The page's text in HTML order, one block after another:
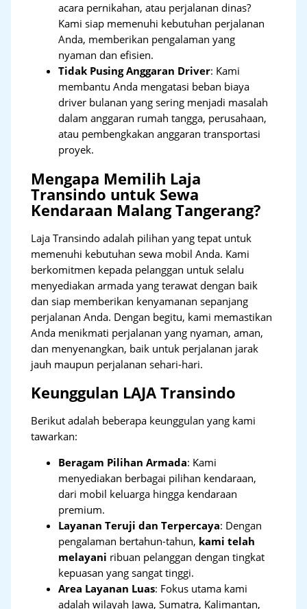
acara pernikahan, atau perjalanan dinas?
Kami siap memenuhi kebutuhan perjalanan
Anda, memberikan pengalaman yang
nyaman dan efisien.
Tidak Pusing Anggaran Driver: Kami
membantu Anda mengatasi beban biaya
driver bulanan yang sering menjadi masalah
dalam anggaran rumah tangga, perusahaan,
atau pembengkakan anggaran transportasi
proyek.
Mengapa Memilih Laja
Transindo untuk Sewa
Kendaraan Malang Tangerang?
Laja Transindo adalah pilihan yang tepat untuk
memenuhi kebutuhan sewa mobil Anda. Kami
berkomitmen kepada pelanggan untuk selalu
menyediakan armada yang terawat dengan baik
dan siap memberikan kenyamanan sepanjang
perjalanan Anda. Dengan begitu, kami memastikan
Anda menikmati perjalanan yang nyaman, aman,
dan menyenangkan, baik untuk perjalanan jarak
jauh maupun perjalanan sehari-hari.
Keunggulan LAJA Transindo
Berikut adalah beberapa keunggulan yang kami
tawarkan:
Beragam Pilihan Armada: Kami
menyediakan berbagai pilihan kendaraan,
dari mobil keluarga hingga kendaraan
premium.
Layanan Teruji dan Terpercaya: Dengan
pengalaman bertahun-tahun, kami telah
melayani ribuan pelanggan dengan tingkat
kepuasan yang sangat tinggi.
Area Layanan Luas: Fokus utama kami
adalah wilayah Jawa, Sumatra, Kalimantan,